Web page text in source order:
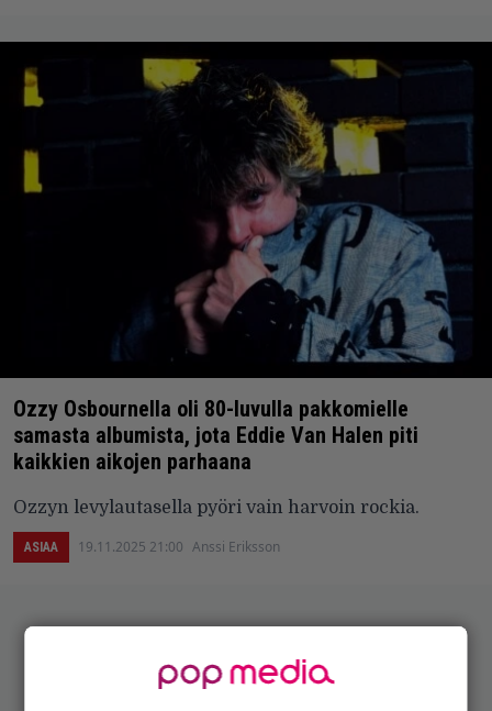
Ozzy Osbournella oli 80-luvulla pakkomielle
samasta albumista, jota Eddie Van Halen piti
kaikkien aikojen parhaana
Ozzyn levylautasella pyöri vain harvoin rockia.
ASIAA 19.11.2025 21:00 Anssi Eriksson